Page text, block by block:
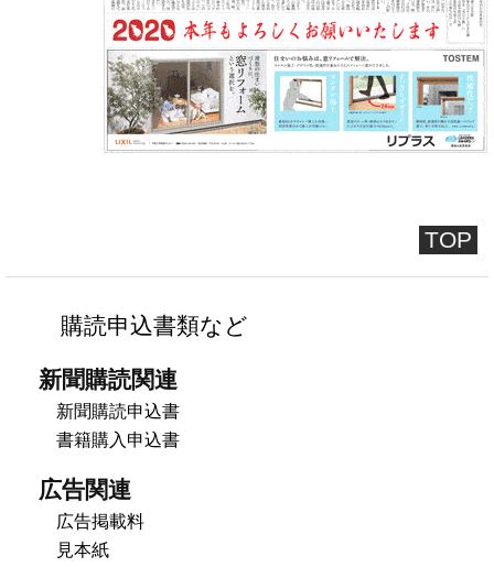
TOP
購読申込書類など
新聞購読関連
新聞購読申込書
書籍購入申込書
広告関連
広告掲載料
見本紙